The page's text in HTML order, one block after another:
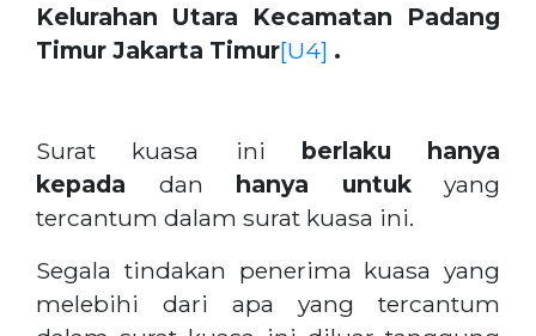
Kelurahan Utara Kecamatan Padang
Timur Jakarta Timur[U4] .
Surat kuasa ini berlaku hanya
kepada dan hanya untukyang
tercantum dalam surat kuasa ini.
Segala tindakan penerima kuasa yang
melebihi dari apa yang tercantum